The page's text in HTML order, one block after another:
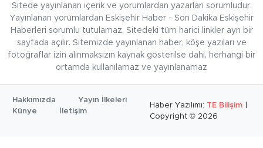
Sitede yayınlanan içerik ve yorumlardan yazarları sorumludur.
Yayınlanan yorumlardan Eskişehir Haber - Son Dakika Eskişehir
Haberleri sorumlu tutulamaz. Sitedeki tüm harici linkler ayrı bir
sayfada açılır. Sitemizde yayınlanan haber, köşe yazıları ve
fotoğraflar izin alınmaksızın kaynak gösterilse dahi, herhangi bir
ortamda kullanılamaz ve yayınlanamaz
Hakkımızda
Yayın İlkeleri
Künye
İletişim
Haber Yazılımı: TE Bilişim
Copyright © 2026